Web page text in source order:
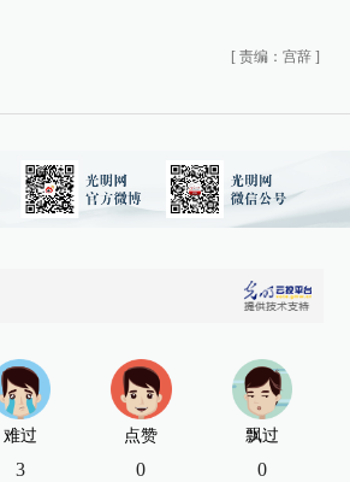
[ 责编：宫辞 ]
难过
3
点赞
0
飘过
0